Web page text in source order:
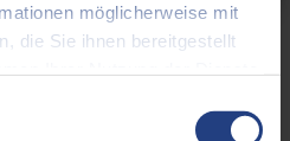
möglicherweise mit
die Sie ihnen bereitgestellt